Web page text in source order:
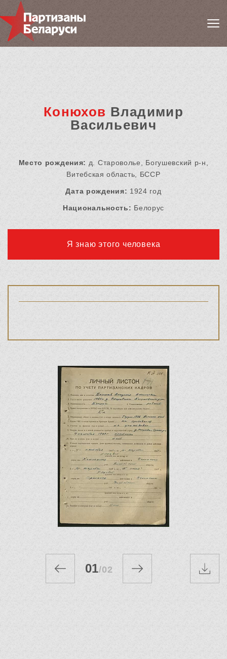
Конюхов Владимир
Васильевич
Место рождения: д. Староволье, Богушевский р-н,
Витебская область, БССР
Дата рождения: 1924 год
Национальность: Белорус
Я знаю этого человека
01/02